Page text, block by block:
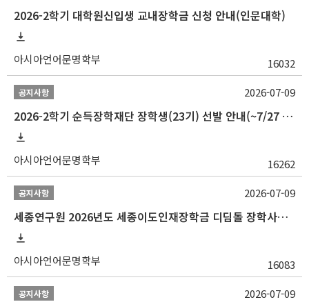
2026-2학기 대학원신입생 교내장학금 신청 안내(인문대학)
아시아언어문명학부 16032
공지사항
2026-2학기 순득장학재단 장학생(23기) 선발 안내(~7/27 10:00)
아시아언어문명학부 16262
2026-07-09
공지사항
세종연구원 2026년도 세종이도인재장학금 디딤돌 장학사업 학자금대출 관련분야(원금상환, 이자지원) 신청 사업 안내
아시아언어문명학부 16083
2026-07-09
공지사항 2026-07-09